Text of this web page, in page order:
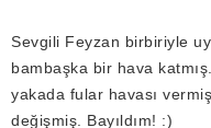
Sevgili Feyzan birbiriyle
bambaşka bir hava
yakada fular havası
değişmiş. Bayıldım! :)